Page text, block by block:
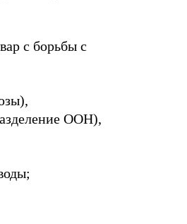
с борьбы с
ООН),